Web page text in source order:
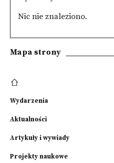
Nic nie znaleziono.
Mapa strony
Wydarzenia
Aktualności
Artykuły i wywiady
Projekty naukowe